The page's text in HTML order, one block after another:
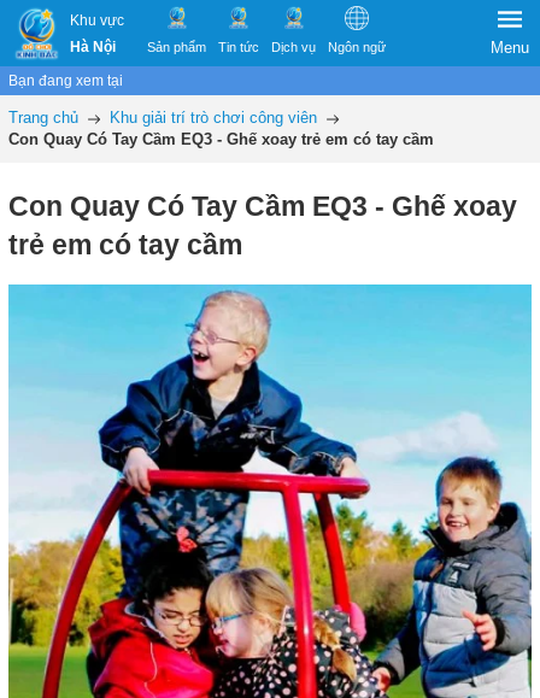
Khu vực
Hà Nội
Sản phẩm Tin tức Dịch vụ Ngôn ngữ Menu
Bạn đang xem tại
Trang chủ
Khu giải trí trò chơi công viên
Con Quay Có Tay Cầm EQ3 - Ghế xoay trẻ em có tay cầm
Con Quay Có Tay Cầm EQ3 - Ghế xoay
trẻ em có tay cầm